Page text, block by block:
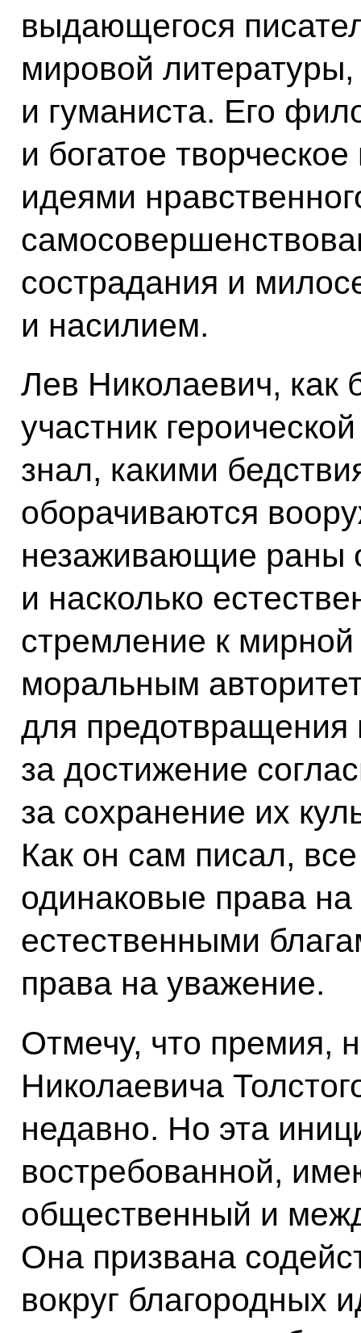
выдающегося
мировой
и гуманиста. Его
и богатое
идеями
сострадания и
и насилием.
Лев Николаевич, как
участник
знал, какими
оборачиваются
незаживающие раны
и насколько
стремление к
моральным
для предотвращения
за достижение
за сохранение их
Как он сам писал,
одинаковые права на
естественными
права на уважение.
Отмечу, что премия,
Николаевича
недавно. Но эта
востребованной,
общественный и
Она призвана
вокруг благородных